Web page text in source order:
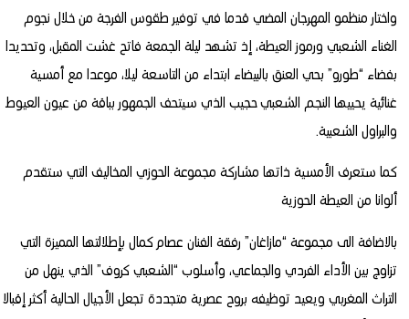
واختار منظمو المهرجان المضي قدما في توفير طقوس الفرجة من خلال نجوم
الغناء الشعبي ورموز العيطة، إذ تشهد ليلة الجمعة فاتح غشت المقبل، وتحديدا
بفضاء “طورو” بحي العنق بالبيضاء ابتداء من التاسعة ليلا، موعدا مع أمسية
غنائية يحييها النجم الشعبي حجيب الذي سيتحف الجمهور بباقة من عيون العيوط
والبراول الشعبية.
كما ستعرف الأمسية ذاتها مشاركة مجموعة الحوزي المخاليف التي ستقدم
ألوانا من العيطة الحوزية
بالاضافة الى مجموعة “مازاغان” رفقة الفنان عصام كمال بإطلالتها المميزة التي
تزاوج بين الأداء الفردي والجماعي، وأسلوب “الشعبي كروف” الذي ينهل من
التراث المغربي ويعيد توظيفه بروح عصرية متجددة تجعل الأجيال الحالية أكثر إقبالا